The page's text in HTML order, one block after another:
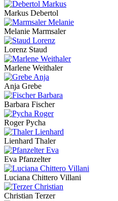
Markus Debertol
Melanie Marmsaler
Lorenz Staud
Marlene Weithaler
Anja Grebe
Barbara Fischer
Roger Pycha
Lienhard Thaler
Eva Pfanzelter
Luciana Chittero Villani
Christian Terzer